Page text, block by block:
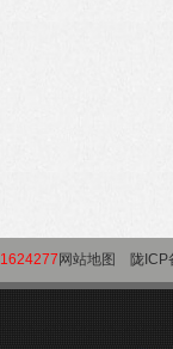
1624277 网站地图 陇